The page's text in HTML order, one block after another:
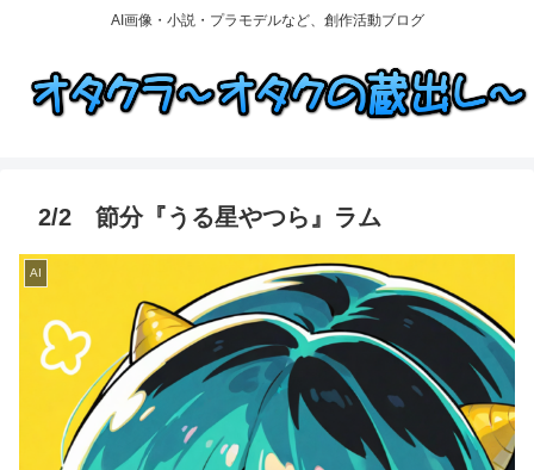
AI画像・小説・プラモデルなど、創作活動ブログ
2/2 節分『うる星やつら』ラム
AI